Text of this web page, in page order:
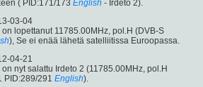
( PID:171/173 English - Irdeto 2).
03-04
on lopettanut 11785.00MHz, pol.H (DVB-S
), Se ei enää lähetä satelliitissa Euroopassa.
04-21
on nyt salattu Irdeto 2 (11785.00MHz, pol.H
PID:289/291 English).